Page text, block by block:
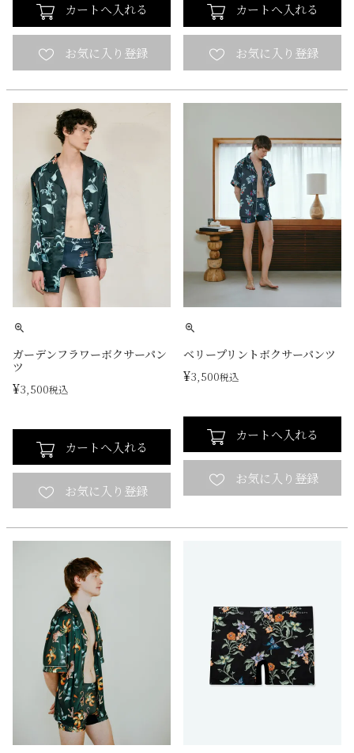
カートへ入れる カートへ入れる
ガーデンフラワーボクサーパン
ツ
¥3,500税込
カートへ入れる
ベリープリントボクサーパンツ
¥3,500税込
カートへ入れる